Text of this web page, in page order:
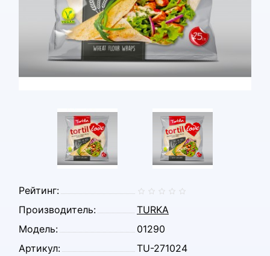
Рейтинг:
Производитель:
TURKA
Модель:
01290
Артикул:
TU-271024